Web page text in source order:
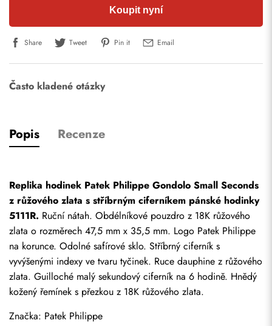
Koupit nyní
Share Tweet Pin it Email
Často kladené otázky
Popis Recenze
Replika hodinek Patek Philippe Gondolo Small Seconds
z růžového zlata s stříbrným ciferníkem pánské hodinky
5111R. Ruční nátah. Obdélníkové pouzdro z 18K růžového
zlata o rozměrech 47,5 mm x 35,5 mm. Logo Patek Philippe
na korunce. Odolné safírové sklo. Stříbrný ciferník s
vyvýšenými indexy ve tvaru tyčinek. Ruce dauphine z růžového
zlata. Guilloché malý sekundový ciferník na 6 hodině. Hnědý
kožený řemínek s přezkou z 18K růžového zlata.
Značka: Patek Philippe